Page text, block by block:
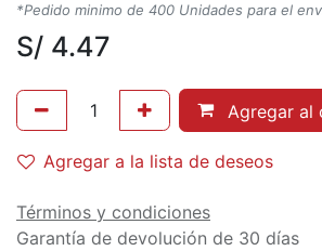
*Pedido minimo de 400 Unidades para el
S/ 4.47
Agregar al
Agregar a la lista de deseos
Términos y condiciones
Garantía de devolución de 30 días